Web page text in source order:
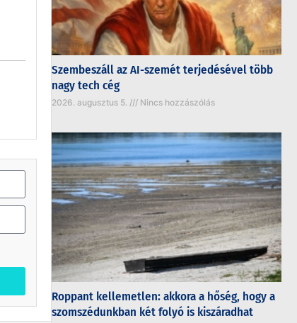
Szembeszáll az AI-szemét terjedésével több
nagy tech cég
2026. augusztus 5. Nincs hozzászólás
Roppant kellemetlen: akkora a hőség, hogy a
szomszédunkban két folyó is kiszáradhat